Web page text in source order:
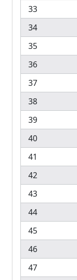
33
34
35
36
37
38
39
40
41
42
43
44
45
46
47